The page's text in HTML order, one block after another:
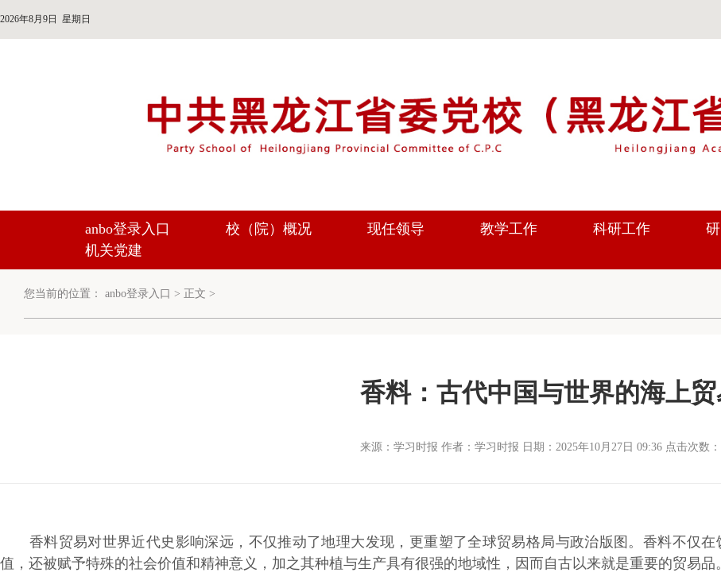
2026年8月9日 星期日
anbo登录入口 校（院）概况 现任领导 教学工作 科研工作
机关党建
您当前的位置： anbo登录入口 > 正文 >
香料：古代中国与世界的海上
来源：学习时报 作者：学习时报 日期：2025年10月27日 09:36 点击次数：
香料贸易对世界近代史影响深远，不仅推动了地理大发现，更重塑了全球贸易格局与政治版图。香料不仅在
值，还被赋予特殊的社会价值和精神意义，加之其种植与生产具有很强的地域性，因而自古以来就是重要的贸易品。